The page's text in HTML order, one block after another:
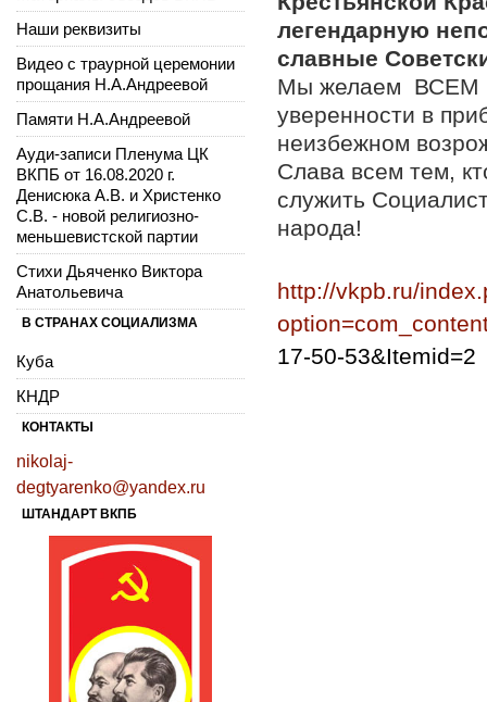
легендарную
славные
Мы желаем ВСЕМ
уверенности в
неизбежном
Слава всем тем,
служить
народа!
http://vkpb.ru/
17-50-53&Itemid=2
Наши реквизиты
Видео с траурной церемонии
прощания Н.А.Андреевой
Памяти Н.А.Андреевой
Ауди-записи Пленума ЦК
ВКПБ от 16.08.2020 г.
Денисюка А.В. и Христенко
С.В. - новой религиозно-
меньшевистской партии
Стихи Дьяченко Виктора
Анатольевича
В СТРАНАХ СОЦИАЛИЗМА
Куба
КНДР
КОНТАКТЫ
nikolaj-
degtyarenko@yandex.ru
ШТАНДАРТ ВКПБ